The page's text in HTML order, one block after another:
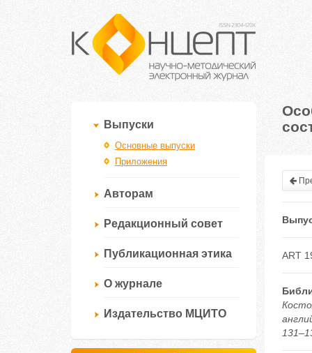
Выпуски
Основные выпуски
Приложения
Авторам
Редакционный совет
Публикационная этика
О журнале
Издательство МЦИТО
ART